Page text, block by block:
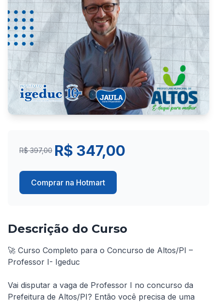
R$ 397,00 R$ 347,00
Comprar na Hotmart
Descrição do Curso
🚀 Curso Completo para o Concurso de Altos/PI –
Professor I- Igeduc
Vai disputar a vaga de Professor I no concurso da
Prefeitura de Altos/PI? Então você precisa de uma